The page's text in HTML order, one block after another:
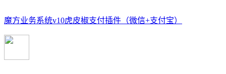
魔方业务系统v10虎皮椒支付插件（微信+支付宝）